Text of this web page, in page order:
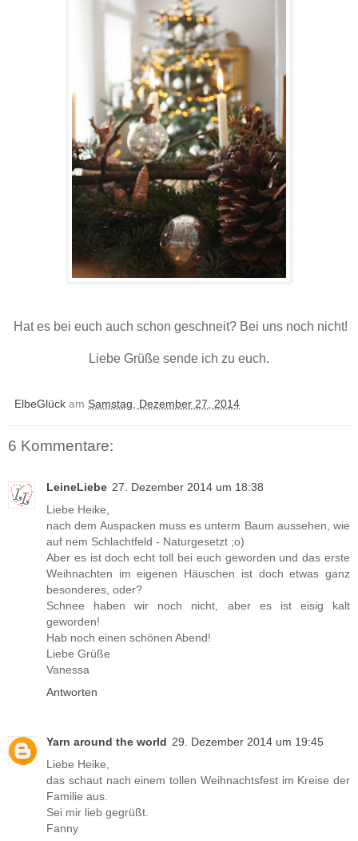
Hat es bei euch auch schon geschneit? Bei uns noch nicht!
Liebe Grüße sende ich zu euch.
ElbeGlück am Samstag, Dezember 27, 2014
6 Kommentare:
LeineLiebe 27. Dezember 2014 um 18:38
Liebe Heike,
nach dem Auspacken muss es unterm Baum aussehen, wie
auf nem Schlachtfeld - Naturgesetzt ;o)
Aber es ist doch echt toll bei euch geworden und das erste
Weihnachten im eigenen Häuschen ist doch etwas ganz
besonderes, oder?
Schnee haben wir noch nicht, aber es ist eisig kalt
geworden!
Hab noch einen schönen Abend!
Liebe Grüße
Vanessa
Antworten
Yarn around the world 29. Dezember 2014 um 19:45
Liebe Heike,
das schaut nach einem tollen Weihnachtsfest im Kreise der
Familie aus.
Sei mir lieb gegrüßt.
Fanny